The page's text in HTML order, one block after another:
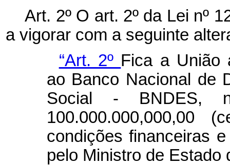
Art. 2º O art. 2º da Lei nº
a vigorar com a seguinte
“Art. 2º Fica a União
ao Banco Nacional de
Social - BNDES,
100.000.000,000,00
condições financeiras
pelo Ministro de Estado